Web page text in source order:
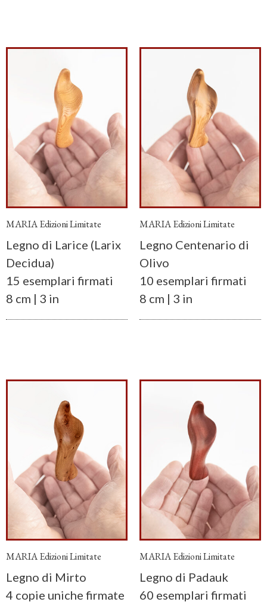
MARIA Edizioni Limitate
Legno di Larice (Larix
Decidua)
15 esemplari firmati
8 cm | 3 in
MARIA Edizioni Limitate
Legno Centenario di
Olivo
10 esemplari firmati
8 cm | 3 in
MARIA Edizioni Limitate
Legno di Mirto
4 copie uniche firmate
MARIA Edizioni Limitate
Legno di Padauk
60 esemplari firmati